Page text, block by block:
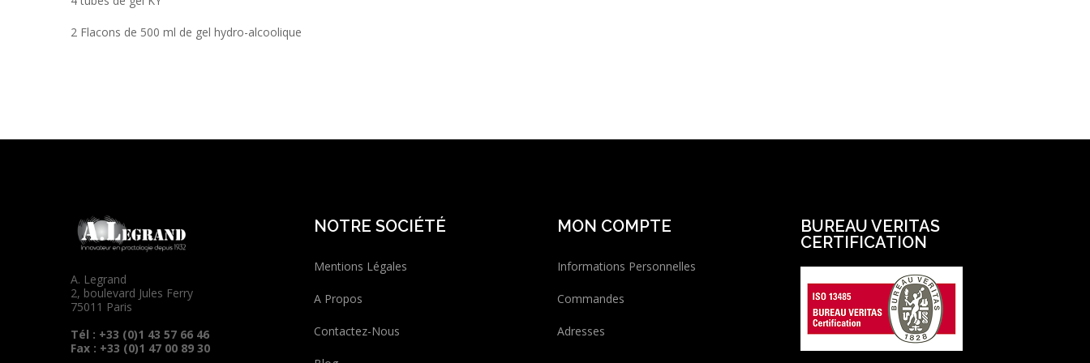
2 Flacons de 500 ml de gel hydro-alcoolique
A. Legrand
2, boulevard Jules Ferry
75011 Paris
Tél : +33 (0)1 43 57 66 46
Fax : +33 (0)1 47 00 89 30
NOTRE SOCIÉTÉ
Mentions Légales
A Propos
Contactez-Nous
MON COMPTE
Informations Personnelles
Commandes
Adresses
BUREAU VERITAS
CERTIFICATION